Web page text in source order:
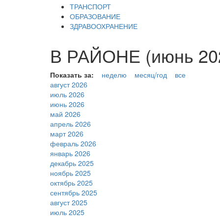
ТРАНСПОРТ
ОБРАЗОВАНИЕ
ЗДРАВООХРАНЕНИЕ
В РАЙОНЕ (июнь
Показать за: неделю месяц/год
все
август 2026
июль 2026
июнь 2026
май 2026
апрель 2026
март 2026
февраль 2026
январь 2026
декабрь 2025
ноябрь 2025
октябрь 2025
сентябрь 2025
август 2025
июль 2025